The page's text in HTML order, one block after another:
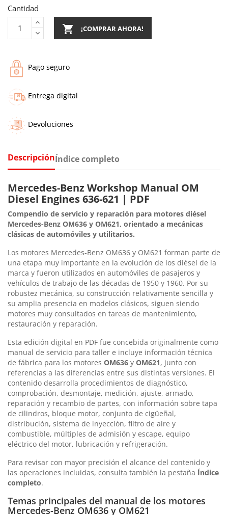
Cantidad
 ¡COMPRAR AHORA!
Pago seguro
Entrega digital
Devoluciones
DescripciónÍndice completo
Mercedes-Benz Workshop Manual OM
Diesel Engines 636-621 | PDF
Compendio de servicio y reparación para motores diésel
Mercedes-Benz OM636 y OM621, orientado a mecánicas
clásicas de automóviles y utilitarios.
Los motores Mercedes-Benz OM636 y OM621 forman parte de
una etapa muy importante en la evolución de los diésel de la
marca y fueron utilizados en automóviles de pasajeros y
vehículos de trabajo de las décadas de 1950 y 1960. Por su
robustez mecánica, su construcción relativamente sencilla y
su amplia presencia en modelos clásicos, siguen siendo
motores muy consultados en tareas de mantenimiento,
restauración y reparación.
Esta edición digital en PDF fue concebida originalmente como
manual de servicio para taller e incluye información técnica
de fábrica para los motores OM636 y OM621, junto con
referencias a las diferencias entre sus distintas versiones. El
contenido desarrolla procedimientos de diagnóstico,
comprobación, desmontaje, medición, ajuste, armado,
reparación y recambio de partes, con información sobre tapa
de cilindros, bloque motor, conjunto de cigüeñal,
distribución, sistema de inyección, filtro de aire y
combustible, múltiples de admisión y escape, equipo
eléctrico del motor, lubricación y refrigeración.
Para revisar con mayor precisión el alcance del contenido y
las operaciones incluidas, consulta también la pestaña Índice
completo.
Temas principales del manual de los motores
Mercedes-Benz OM636 y OM621